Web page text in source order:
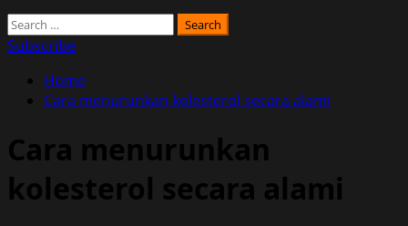
Search
for:
Subscribe
Home
Cara menurunkan kolesterol secara alami
Cara menurunkan
kolesterol secara alami